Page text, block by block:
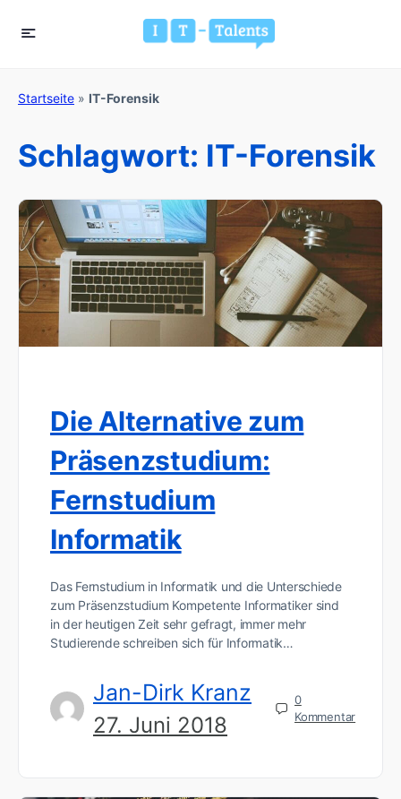
Startseite » IT-Forensik
Schlagwort: IT-Forensik
Die Alternative zum
Präsenzstudium:
Fernstudium
Informatik
Das Fernstudium in Informatik und die Unterschiede
zum Präsenzstudium Kompetente Informatiker sind
in der heutigen Zeit sehr gefragt, immer mehr
Studierende schreiben sich für Informatik…
Jan-Dirk Kranz
27. Juni 2018
0
Kommentar